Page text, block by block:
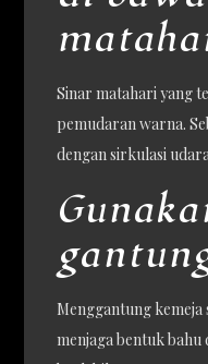
Sinar matahari yang
pemudaran warna.
dengan sirkulasi
Menggantung
menjaga bentuk